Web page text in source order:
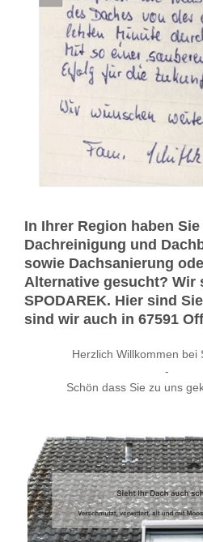
In Ihrer Region haben Sie
Dachreinigung und
sowie Dachsanierung
Alternative gesucht? Wir
SPODAREK. Hier sind
sind wir auch in 67591
Herzlich Willkommen bei
-
Schön dass Sie zu uns